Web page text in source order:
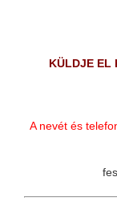
KÜLDJE EL
A nevét és